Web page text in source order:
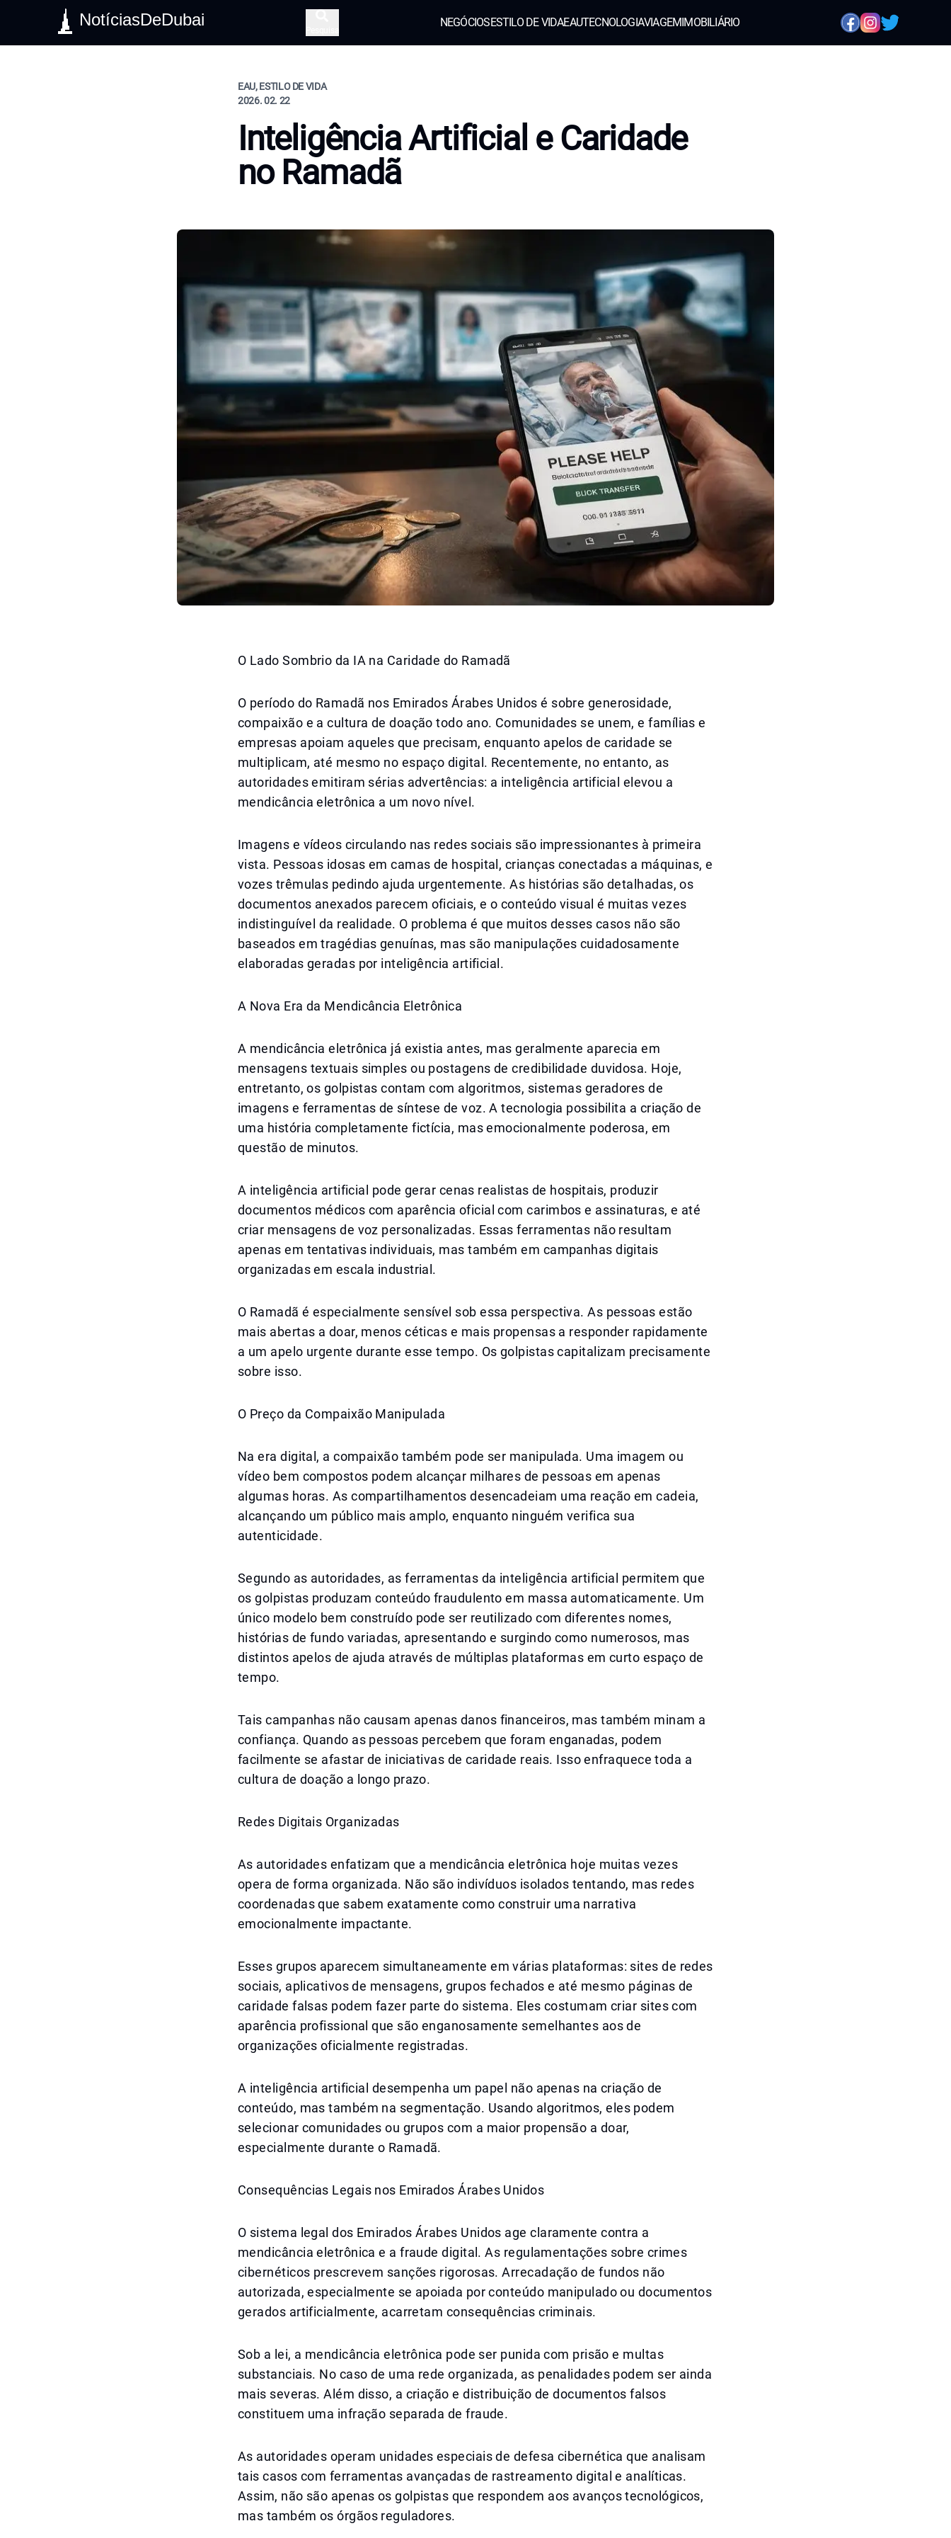
NotíciasDeDubai NEGÓCIOSESTILO DE VIDAEAUTECNOLOGIAVIAGEMIMOBILIÁRIO
EAU, ESTILO DE VIDA
2026. 02. 22
Inteligência Artificial e Caridade
no Ramadã
O Lado Sombrio da IA na Caridade do Ramadã
O período do Ramadã nos Emirados Árabes Unidos é sobre generosidade,
compaixão e a cultura de doação todo ano. Comunidades se unem, e famílias e
empresas apoiam aqueles que precisam, enquanto apelos de caridade se
multiplicam, até mesmo no espaço digital. Recentemente, no entanto, as
autoridades emitiram sérias advertências: a inteligência artificial elevou a
mendicância eletrônica a um novo nível.
Imagens e vídeos circulando nas redes sociais são impressionantes à primeira
vista. Pessoas idosas em camas de hospital, crianças conectadas a máquinas, e
vozes trêmulas pedindo ajuda urgentemente. As histórias são detalhadas, os
documentos anexados parecem oficiais, e o conteúdo visual é muitas vezes
indistinguível da realidade. O problema é que muitos desses casos não são
baseados em tragédias genuínas, mas são manipulações cuidadosamente
elaboradas geradas por inteligência artificial.
A Nova Era da Mendicância Eletrônica
A mendicância eletrônica já existia antes, mas geralmente aparecia em
mensagens textuais simples ou postagens de credibilidade duvidosa. Hoje,
entretanto, os golpistas contam com algoritmos, sistemas geradores de
imagens e ferramentas de síntese de voz. A tecnologia possibilita a criação de
uma história completamente fictícia, mas emocionalmente poderosa, em
questão de minutos.
A inteligência artificial pode gerar cenas realistas de hospitais, produzir
documentos médicos com aparência oficial com carimbos e assinaturas, e até
criar mensagens de voz personalizadas. Essas ferramentas não resultam
apenas em tentativas individuais, mas também em campanhas digitais
organizadas em escala industrial.
O Ramadã é especialmente sensível sob essa perspectiva. As pessoas estão
mais abertas a doar, menos céticas e mais propensas a responder rapidamente
a um apelo urgente durante esse tempo. Os golpistas capitalizam precisamente
sobre isso.
O Preço da Compaixão Manipulada
Na era digital, a compaixão também pode ser manipulada. Uma imagem ou
vídeo bem compostos podem alcançar milhares de pessoas em apenas
algumas horas. As compartilhamentos desencadeiam uma reação em cadeia,
alcançando um público mais amplo, enquanto ninguém verifica sua
autenticidade.
Segundo as autoridades, as ferramentas da inteligência artificial permitem que
os golpistas produzam conteúdo fraudulento em massa automaticamente. Um
único modelo bem construído pode ser reutilizado com diferentes nomes,
histórias de fundo variadas, apresentando e surgindo como numerosos, mas
distintos apelos de ajuda através de múltiplas plataformas em curto espaço de
tempo.
Tais campanhas não causam apenas danos financeiros, mas também minam a
confiança. Quando as pessoas percebem que foram enganadas, podem
facilmente se afastar de iniciativas de caridade reais. Isso enfraquece toda a
cultura de doação a longo prazo.
Redes Digitais Organizadas
As autoridades enfatizam que a mendicância eletrônica hoje muitas vezes
opera de forma organizada. Não são indivíduos isolados tentando, mas redes
coordenadas que sabem exatamente como construir uma narrativa
emocionalmente impactante.
Esses grupos aparecem simultaneamente em várias plataformas: sites de redes
sociais, aplicativos de mensagens, grupos fechados e até mesmo páginas de
caridade falsas podem fazer parte do sistema. Eles costumam criar sites com
aparência profissional que são enganosamente semelhantes aos de
organizações oficialmente registradas.
A inteligência artificial desempenha um papel não apenas na criação de
conteúdo, mas também na segmentação. Usando algoritmos, eles podem
selecionar comunidades ou grupos com a maior propensão a doar,
especialmente durante o Ramadã.
Consequências Legais nos Emirados Árabes Unidos
O sistema legal dos Emirados Árabes Unidos age claramente contra a
mendicância eletrônica e a fraude digital. As regulamentações sobre crimes
cibernéticos prescrevem sanções rigorosas. Arrecadação de fundos não
autorizada, especialmente se apoiada por conteúdo manipulado ou documentos
gerados artificialmente, acarretam consequências criminais.
Sob a lei, a mendicância eletrônica pode ser punida com prisão e multas
substanciais. No caso de uma rede organizada, as penalidades podem ser ainda
mais severas. Além disso, a criação e distribuição de documentos falsos
constituem uma infração separada de fraude.
As autoridades operam unidades especiais de defesa cibernética que analisam
tais casos com ferramentas avançadas de rastreamento digital e analíticas.
Assim, não são apenas os golpistas que respondem aos avanços tecnológicos,
mas também os órgãos reguladores.